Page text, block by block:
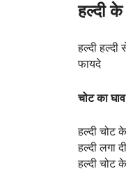
हल्दी
हल्दी
फायदे
चोट का
हल्दी चोट
हल्दी लगा
हल्दी चोट